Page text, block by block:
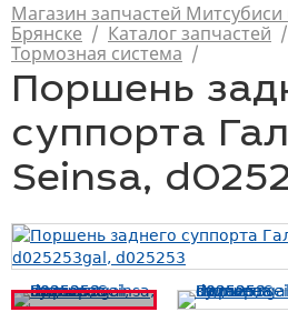
Магазин запчастей
Брянске / Каталог запчастей /
Тормозная система /
Поршень
суппорта
Seinsa,